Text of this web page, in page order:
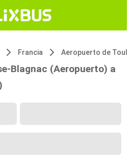
Francia
Blagnac (Aeropuerto) a